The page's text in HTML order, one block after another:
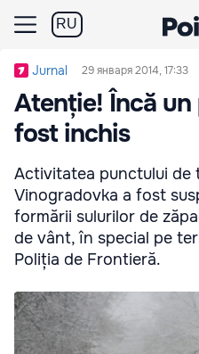
RU
Jurnal 29 января 2014, 17:33
Atenție! Încă
fost inchis
Activitatea punctului de
Vinogradovka a fost
formării sulurilor de
de vânt, în special pe
Poliția de Frontieră.